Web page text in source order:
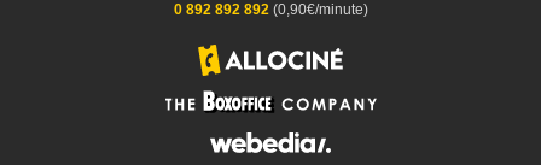
0 892 892 892(0,90€/minute)